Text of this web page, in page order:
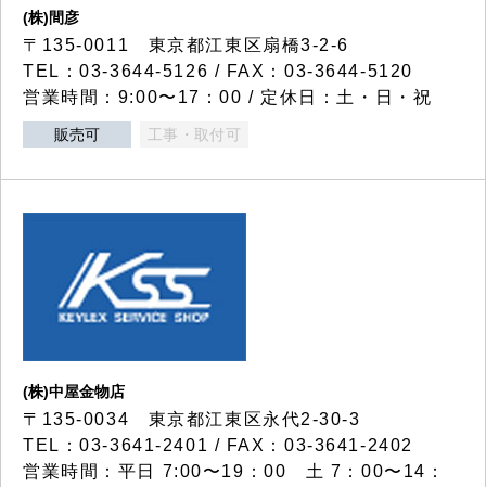
(株)間彦
〒135-0011 東京都江東区扇橋3-2-6
TEL：03-3644-5126 / FAX：03-3644-5120
営業時間：9:00〜17：00 / 定休日：土・日・祝
販売可 工事・取付可
(株)中屋金物店
〒135-0034 東京都江東区永代2-30-3
TEL：03-3641-2401 / FAX：03-3641-2402
営業時間：平日 7:00〜19：00 土 7：00〜14：